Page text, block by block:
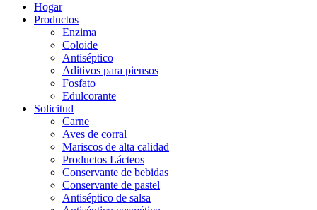
Hogar
Productos
Enzima
Coloide
Antiséptico
Aditivos para piensos
Fosfato
Edulcorante
Solicitud
Carne
Aves de corral
Mariscos de alta calidad
Productos Lácteos
Conservante de bebidas
Conservante de pastel
Antiséptico de salsa